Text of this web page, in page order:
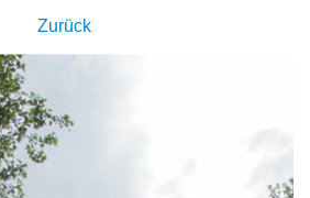
Zurück